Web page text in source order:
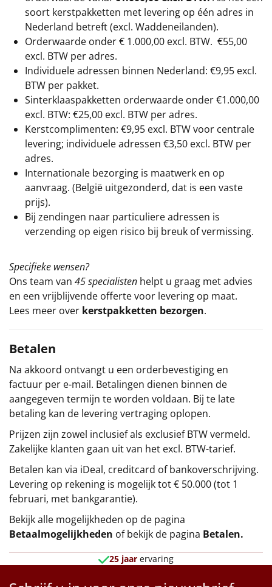
soort kerstpakketten met levering op één adres in
Nederland betreft (excl. Waddeneilanden).
Orderwaarde onder € 1.000,00 excl. BTW. €55,00
excl. BTW per adres.
Individuele adressen binnen Nederland: €9,95 excl.
BTW per pakket.
Sinterklaaspakketten orderwaarde onder €1.000,00
excl. BTW: €25,00 excl. BTW per adres.
Kerstcomplimenten: €9,95 excl. BTW voor centrale
levering; individuele adressen €3,50 excl. BTW per
adres.
Internationale bezorging is maatwerk en op
aanvraag. (België uitgezonderd, dat is een vaste
prijs).
Bij zendingen naar particuliere adressen is
verzending op eigen risico bij breuk of vermissing.
Specifieke wensen?
Ons team van 45 specialisten helpt u graag met advies
en een vrijblijvende offerte voor levering op maat.
Lees meer over kerstpakketten bezorgen.
Betalen
Na akkoord ontvangt u een orderbevestiging en
factuur per e-mail. Betalingen dienen binnen de
aangegeven termijn te worden voldaan. Bij te late
betaling kan de levering vertraging oplopen.
Prijzen zijn zowel inclusief als exclusief BTW vermeld.
Zakelijke klanten gaan uit van het excl. BTW-tarief.
Betalen kan via iDeal, creditcard of bankoverschrijving.
Levering op rekening is mogelijk tot € 50.000 (tot 1
februari, met bankgarantie).
Bekijk alle mogelijkheden op de pagina
Betaalmogelijkheden of bekijk de pagina Betalen.
25 jaar ervaring